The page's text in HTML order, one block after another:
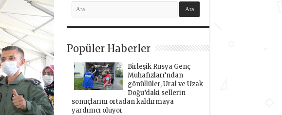
Popüler Haberler
Birleşik Rusya Genç
Muhafızları’ndan
gönüllüler, Ural ve Uzak
Doğu’daki sellerin
sonuçlarını ortadan kaldırmaya
yardımcı oluyor